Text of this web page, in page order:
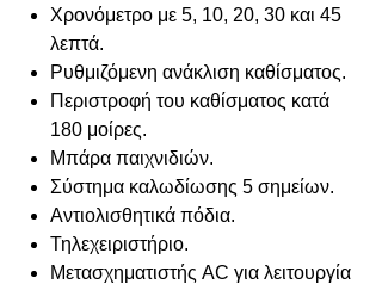
Χρονόμετρο με 5, 10, 20, 30 και 45
λεπτά.
Ρυθμιζόμενη ανάκλιση καθίσματος.
Περιστροφή του καθίσματος κατά
180 μοίρες.
Μπάρα παιχνιδιών.
Σύστημα καλωδίωσης 5 σημείων.
Αντιολισθητικά πόδια.
Τηλεχειριστήριο.
Μετασχηματιστής AC για λειτουργία